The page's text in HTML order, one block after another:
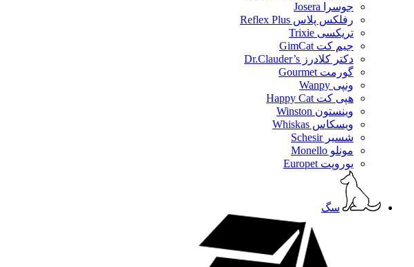
جوسرا Josera
رفلکس پلاس Reflex Plus
تریکسی Trixie
جیم کت GimCat
دکتر کلادرز Dr.Clauder’s
گورمت Gourmet
ونپی Wanpy
هپی کت Happy Cat
وینستون Winston
ویسکاس Whiskas
شسیر Schesir
مونلو Monello
یوروپت Europet
سگ